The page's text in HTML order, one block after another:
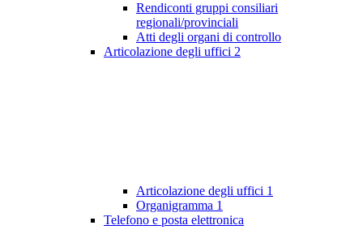
Rendiconti gruppi consiliari
regionali/provinciali
Atti degli organi di controllo
Articolazione degli uffici 2
Articolazione degli uffici 1
Organigramma 1
Telefono e posta elettronica